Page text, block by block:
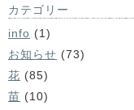
カテゴリー
info (1)
お知らせ (73)
花 (85)
苗 (10)